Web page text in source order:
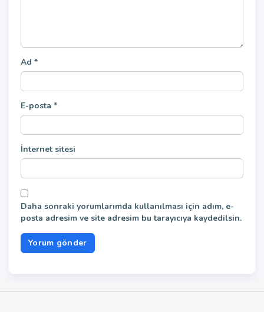
Ad *
E-posta *
İnternet sitesi
Daha sonraki yorumlarımda kullanılması için adım, e-
posta adresim ve site adresim bu tarayıcıya kaydedilsin.